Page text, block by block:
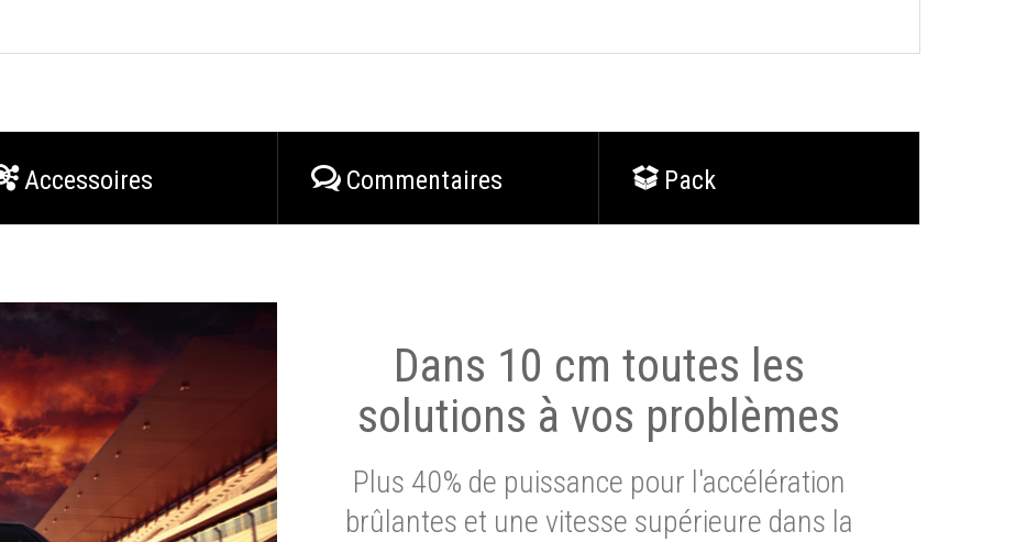
Accessoires Commentaires Pack
Dans 10 cm toutes les
solutions à vos problèmes
Plus 40% de puissance pour l'accélération
brûlantes et une vitesse supérieure dans la